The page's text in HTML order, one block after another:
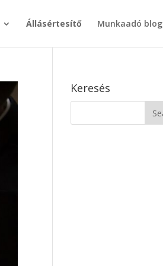
Állásértesítő Munkaadó blog
Keresés